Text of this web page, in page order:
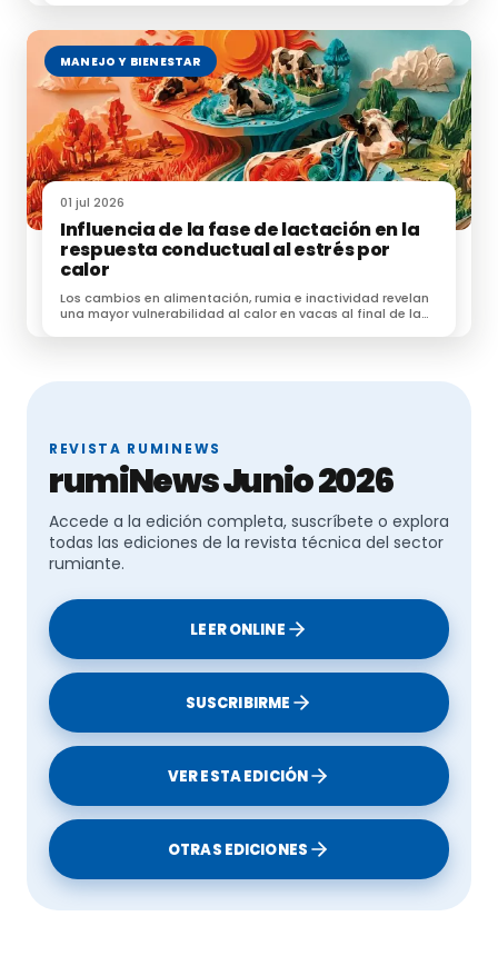
MANEJO Y BIENESTAR
01 jul 2026
Influencia de la fase de lactación en la
respuesta conductual al estrés por
calor
Los cambios en alimentación, rumia e inactividad revelan
una mayor vulnerabilidad al calor en vacas al final de la
REVISTA RUMINEWS
rumiNews Junio 2026
Accede a la edición completa, suscríbete o explora
todas las ediciones de la revista técnica del sector
rumiante.
LEER ONLINE
SUSCRIBIRME
VER ESTA EDICIÓN
OTRAS EDICIONES